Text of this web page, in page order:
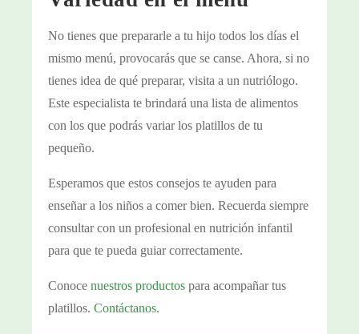
No tienes que prepararle a tu hijo todos los días el
mismo menú, provocarás que se canse. Ahora, si no
tienes idea de qué preparar, visita a un nutriólogo.
Este especialista te brindará una lista de alimentos
con los que podrás variar los platillos de tu
pequeño.
Esperamos que estos consejos te ayuden para
enseñar a los niños a comer bien. Recuerda siempre
consultar con un profesional en nutrición infantil
para que te pueda guiar correctamente.
Conoce nuestros productos para acompañar tus
platillos. Contáctanos.